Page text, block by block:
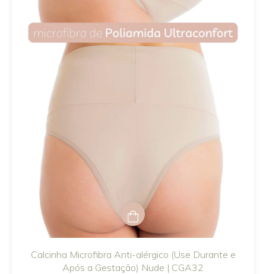
Calcinha Microfibra Anti-alérgico (Use Durante e
Após a Gestação) Nude | CGA32